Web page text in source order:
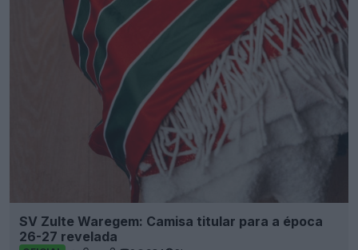
SV Zulte Waregem: Camisa titular para a época
26-27 revelada